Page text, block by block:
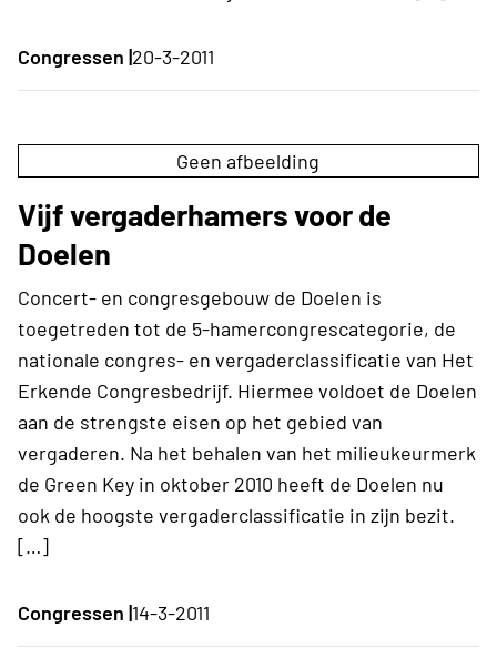
Congressen |20-3-2011
Geen afbeelding
Vijf vergaderhamers voor de
Doelen
Concert- en congresgebouw de Doelen is
toegetreden tot de 5-hamercongrescategorie, de
nationale congres- en vergaderclassificatie van Het
Erkende Congresbedrijf. Hiermee voldoet de Doelen
aan de strengste eisen op het gebied van
vergaderen. Na het behalen van het milieukeurmerk
de Green Key in oktober 2010 heeft de Doelen nu
ook de hoogste vergaderclassificatie in zijn bezit.
[…]
Congressen |14-3-2011